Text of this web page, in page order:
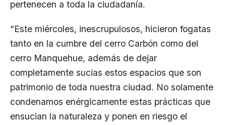
pertenecen a toda la ciudadanía.
“Este miércoles, inescrupulosos, hicieron fogatas
tanto en la cumbre del cerro Carbón como del
cerro Manquehue, además de dejar
completamente sucias estos espacios que son
patrimonio de toda nuestra ciudad. No solamente
condenamos enérgicamente estas prácticas que
ensucian la naturaleza y ponen en riesgo el